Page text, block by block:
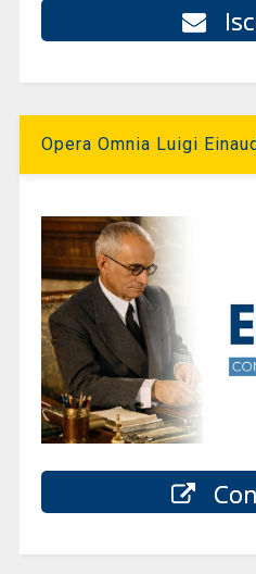
Opera Omnia Luigi